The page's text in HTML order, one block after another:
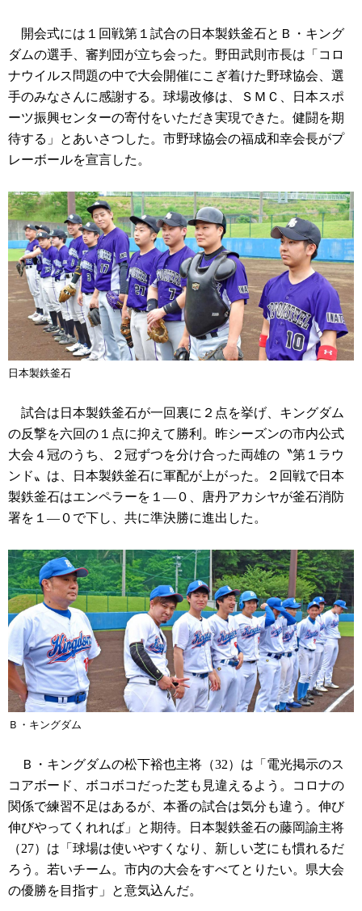
開会式には１回戦第１試合の日本製鉄釜石とＢ・キング
ダムの選手、審判団が立ち会った。野田武則市長は「コロ
ナウイルス問題の中で大会開催にこぎ着けた野球協会、選
手のみなさんに感謝する。球場改修は、ＳＭＣ、日本スポ
ーツ振興センターの寄付をいただき実現できた。健闘を期
待する」とあいさつした。市野球協会の福成和幸会長がプ
レーボールを宣言した。
日本製鉄釜石
試合は日本製鉄釜石が一回裏に２点を挙げ、キングダム
の反撃を六回の１点に抑えて勝利。昨シーズンの市内公式
大会４冠のうち、２冠ずつを分け合った両雄の〝第１ラウ
ンド〟は、日本製鉄釜石に軍配が上がった。２回戦で日本
製鉄釜石はエンペラーを１―０、唐丹アカシヤが釜石消防
署を１―０で下し、共に準決勝に進出した。
Ｂ・キングダム
Ｂ・キングダムの松下裕也主将（32）は「電光掲示のス
コアボード、ボコボコだった芝も見違えるよう。コロナの
関係で練習不足はあるが、本番の試合は気分も違う。伸び
伸びやってくれれば」と期待。日本製鉄釜石の藤岡諭主将
（27）は「球場は使いやすくなり、新しい芝にも慣れるだ
ろう。若いチーム。市内の大会をすべてとりたい。県大会
の優勝を目指す」と意気込んだ。